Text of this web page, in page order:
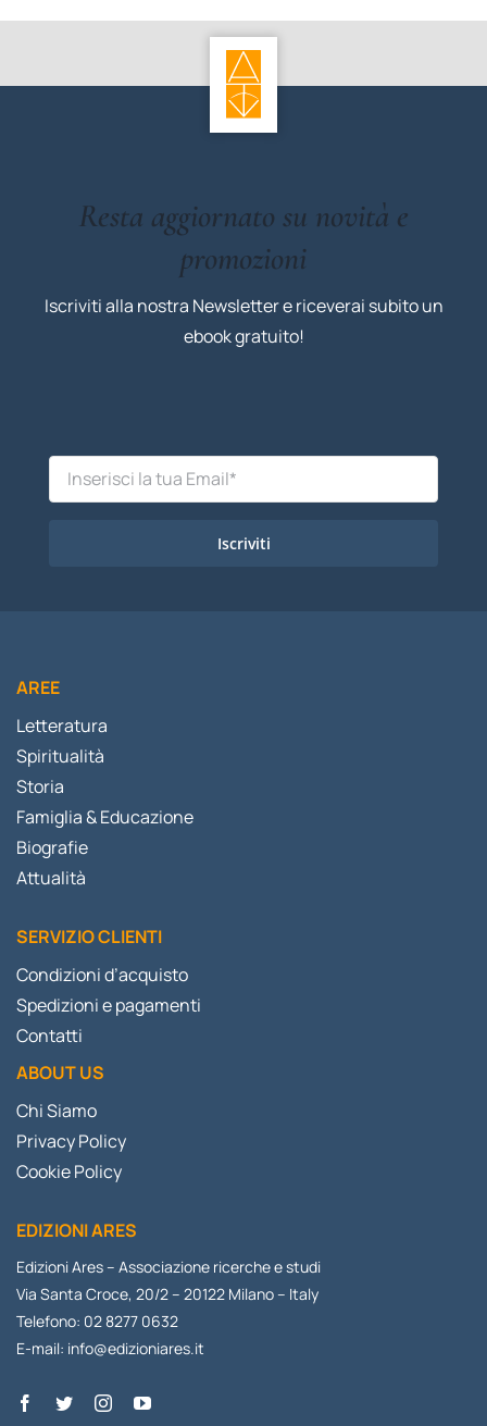
Resta aggiornato su novità e
promozioni
Iscriviti alla nostra Newsletter e riceverai subito un
ebook gratuito!
Iscriviti
AREE
Letteratura
Spiritualità
Storia
Famiglia & Educazione
Biografie
Attualità
SERVIZIO CLIENTI
Condizioni d’acquisto
Spedizioni e pagamenti
Contatti
ABOUT US
Chi Siamo
Privacy Policy
Cookie Policy
EDIZIONI ARES
Edizioni Ares – Associazione ricerche e studi
Via Santa Croce, 20/2 – 20122 Milano – Italy
Telefono: 02 8277 0632
E-mail: info@edizioniares.it